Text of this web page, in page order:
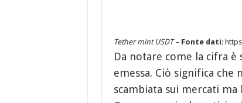
Tether mint USDT– Fonte dati:
Da notare come la cifra è
emessa. Ciò significa
scambiata sui mercati